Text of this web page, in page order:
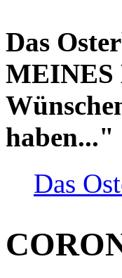
Das
MEINES
haben..."
Das